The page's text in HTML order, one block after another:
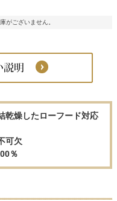
がございません。
燥したローフード対応
可欠
％